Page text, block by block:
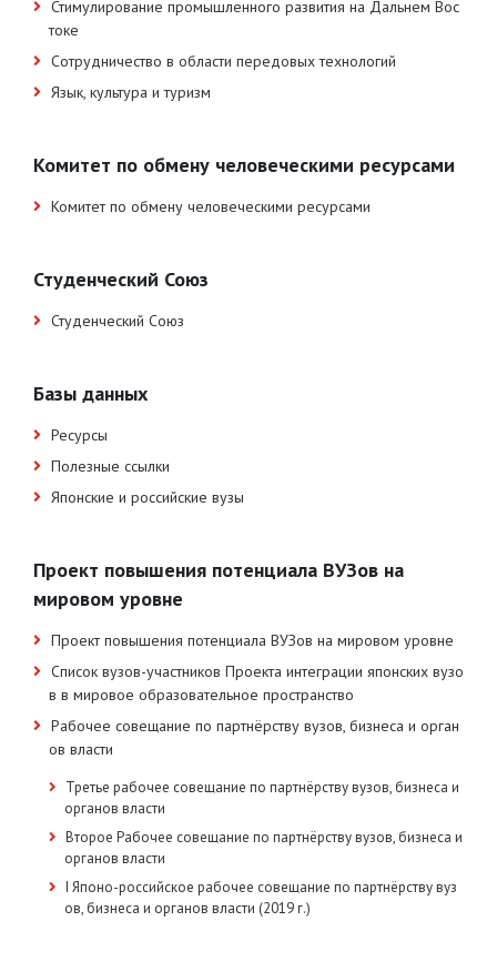
Стимулирование промышленного развития на Дальнем Вос
токе
Сотрудничество в области передовых технологий
Язык, культура и туризм
Комитет по обмену человеческими ресурсами
Комитет по обмену человеческими ресурсами
Студенческий Союз
Студенческий Союз
Базы данных
Ресурсы
Полезные ссылки
Японские и российские вузы
Проект повышения потенциала ВУЗов на
мировом уровне
Проект повышения потенциала ВУЗов на мировом уровне
Список вузов-участников Проекта интеграции японских вузо
в в мировое образовательное пространство
Рабочее совещание по партнёрству вузов, бизнеса и орган
ов власти
Третье рабочее совещание по партнёрству вузов, бизнеса и
органов власти
Второе Рабочее совещание по партнёрству вузов, бизнеса и
органов власти
I Японо-российское рабочее совещание по партнёрству вуз
ов, бизнеса и органов власти (2019 г.)